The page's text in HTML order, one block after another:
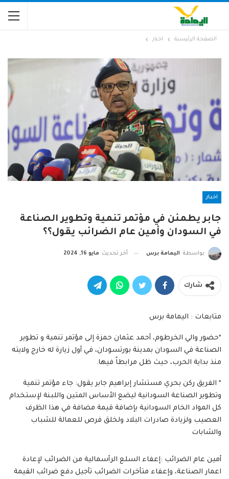
الصفحة الرئيسية اخبار
اخبار
جابر يطمئن في مؤتمر تنمية وتطوير الصناعة
في السودان وأمين عام الضرائب يقول؟؟
بواسطة اليمامة برس آخر تحديث مايو 16, 2024
شارك
متابعات : اليمامة برس
*حضور والي الخرطوم، أحمد عثمان حمزة إلى مؤتمر تنمية و تطوير
الصناعة في السودان بمدينة بورتسودان، في أول زيارة له خارج ولايته
منذ بداية الحرب، حيث ظل مرابطاً فيها.
* الفريق ركن بحري مستشار إبراهيم جابر يقول: جاء مؤتمر تنمية
وتطوير الصناعة السودانية ليضع الأساس المتين واللبنة لإستخدام
كل المواد الخام السودانية بإضافة قيمة مضافة في هذا الظرف
العصيب ولزيادة صادرات البلاد ولخلق فرص للعمالة للشباب
والشابات
أمين عام الضرائب :إعفاء السلع الرأسمالية من الضرائب لإعادة
اعمار الصناعة، وإعفاء متأخرات الضرائب تأجيل دفع ضرائب القيمة